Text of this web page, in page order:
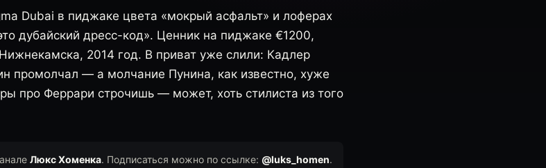
Dubai в пиджаке цвета «мокрый асфальт» и лоферах
дубайский дресс-код». Ценник на пиджаке €1200,
2014 год. В приват уже слили: Кадлер
промолчал — а молчание Пунина, как известно, хуже
про Феррари строчишь — может, хоть стилиста из того
Люкс Хоменка. Подписаться можно по ссылке: @luks_homen.